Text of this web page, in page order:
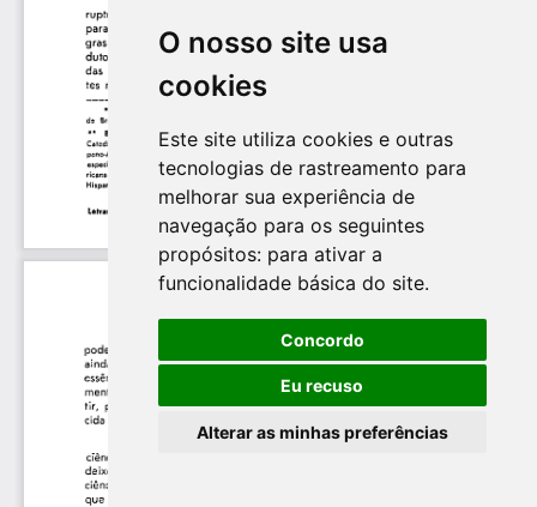
O nosso site usa
cookies
Este site utiliza cookies e outras
tecnologias de rastreamento para
melhorar sua experiência de
navegação para os seguintes
propósitos: para ativar a
funcionalidade básica do site.
Concordo
Eu recuso
Alterar as minhas preferências